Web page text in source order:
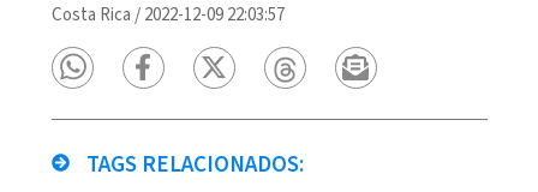
Costa Rica /2022-12-09 22:03:57
TAGS RELACIONADOS: